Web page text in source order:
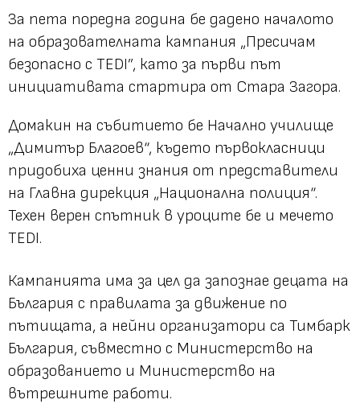
За пета поредна година бе дадено началото
на образователната кампания „Пресичам
безопасно с TEDI”, като за първи път
инициативата стартира от Стара Загора.
Домакин на събитието бе Начално училище
„Димитър Благоев“, където първокласници
придобиха ценни знания от представители
на Главна дирекция „Национална полиция“.
Техен верен спътник в уроците бе и мечето
TEDI.
Кампанията има за цел да запознае децата на
България с правилата за движение по
пътищата, а нейни организатори са Тимбарк
България, съвместно с Министерство на
образованието и Министерство на
вътрешните работи.